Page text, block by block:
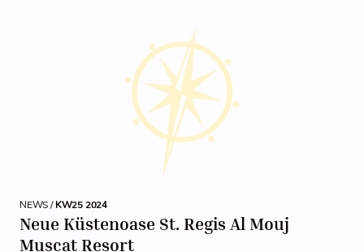
NEWS /KW25 2024
Neue Küstenoase St. Regis Al Mouj
Muscat Resort